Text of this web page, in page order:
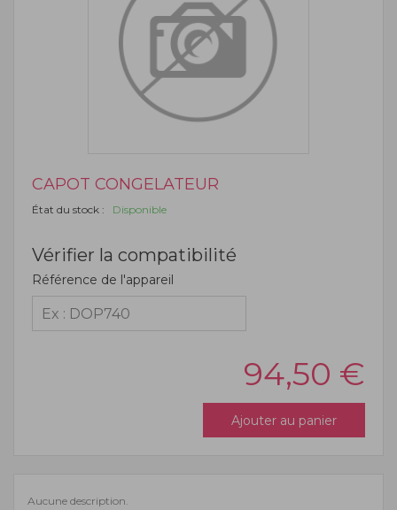
CAPOT CONGELATEUR
État du stock : Disponible
Vérifier la compatibilité
Référence de l'appareil
94,50 €
Ajouter au panier
Aucune description.